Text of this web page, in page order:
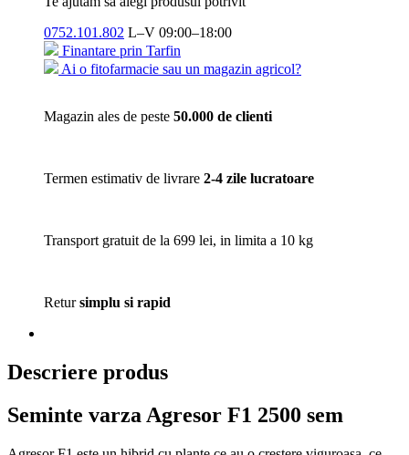
0752.101.802 L–V 09:00–18:00
Finantare prin Tarfin
Ai o fitofarmacie sau un magazin agricol?
Magazin ales de peste 50.000 de clienti
Termen estimativ de livrare 2-4 zile lucratoare
Transport gratuit de la 699 lei, in limita a 10 kg
Retursimplu si rapid
Descriere produs
Seminte varza Agresor F1 2500 sem